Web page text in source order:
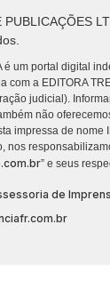
é um portal digital
com a EDITORA
judicial).
não
impressa de nome
nos
” e seus
de